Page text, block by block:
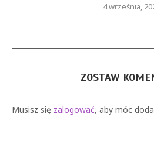
4 września,
ZOSTAW
Musisz się zalogować, aby móc